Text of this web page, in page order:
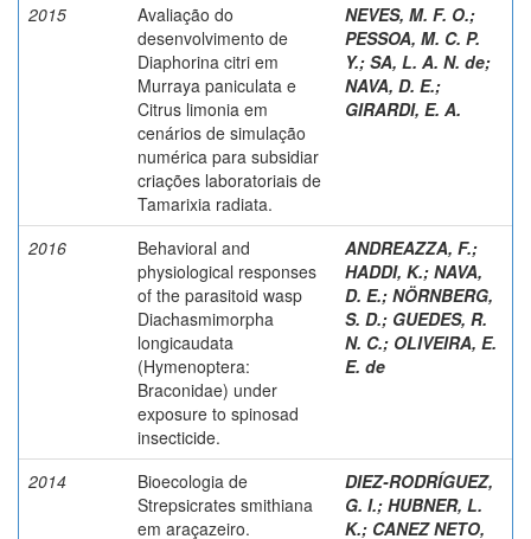
2015
Avaliação do
desenvolvimento de
Diaphorina citri em
Murraya paniculata e
Citrus limonia em
cenários de simulação
numérica para subsidiar
criações laboratoriais de
Tamarixia radiata.
NEVES, M. F. O.;
PESSOA, M. C. P.
Y.; SA, L. A. N. de;
NAVA, D. E.;
GIRARDI, E. A.
2016
Behavioral and
physiological responses
of the parasitoid wasp
Diachasmimorpha
longicaudata
(Hymenoptera:
Braconidae) under
exposure to spinosad
insecticide.
ANDREAZZA, F.;
HADDI, K.; NAVA,
D. E.; NÖRNBERG,
S. D.; GUEDES, R.
N. C.; OLIVEIRA, E.
E. de
2014
Bioecologia de
Strepsicrates smithiana
em araçazeiro.
DIEZ-RODRÍGUEZ,
G. I.; HUBNER, L.
K.; CANEZ NETO,